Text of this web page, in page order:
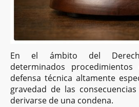
En el ámbito del
determinados
defensa técnica altamente
gravedad de las
derivarse de una condena.